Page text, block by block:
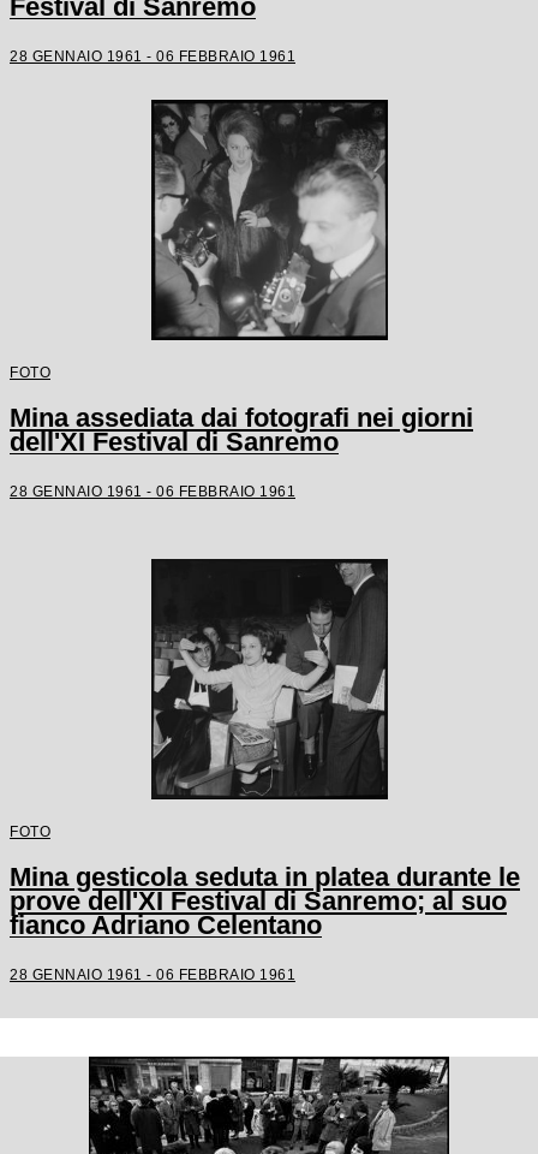
Festival di Sanremo
28 GENNAIO 1961 - 06 FEBBRAIO 1961
FOTO
Mina assediata dai fotografi nei giorni
dell'XI Festival di Sanremo
28 GENNAIO 1961 - 06 FEBBRAIO 1961
FOTO
Mina gesticola seduta in platea durante le
prove dell'XI Festival di Sanremo; al suo
fianco Adriano Celentano
28 GENNAIO 1961 - 06 FEBBRAIO 1961